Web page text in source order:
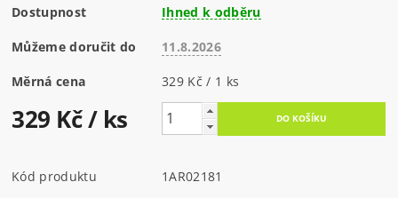
Dostupnost Ihned k odběru
Můžeme doručit do 11.8.2026
Měrná cena 329 Kč / 1 ks
329 Kč/ ks
Kód produktu
1AR02181